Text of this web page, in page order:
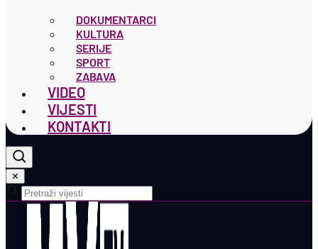
DOKUMENTARCI
KULTURA
SERIJE
SPORT
ZABAVA
VIDEO
VIJESTI
KONTAKTI
✕